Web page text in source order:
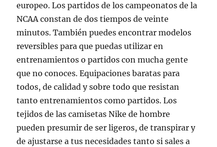
europeo. Los partidos de los campeonatos de la
NCAA constan de dos tiempos de veinte
minutos. También puedes encontrar modelos
reversibles para que puedas utilizar en
entrenamientos o partidos con mucha gente
que no conoces. Equipaciones baratas para
todos, de calidad y sobre todo que resistan
tanto entrenamientos como partidos. Los
tejidos de las camisetas Nike de hombre
pueden presumir de ser ligeros, de transpirar y
de ajustarse a tus necesidades tanto si sales a